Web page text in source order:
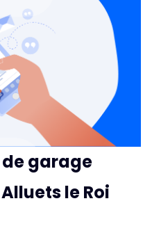
garage
le Roi